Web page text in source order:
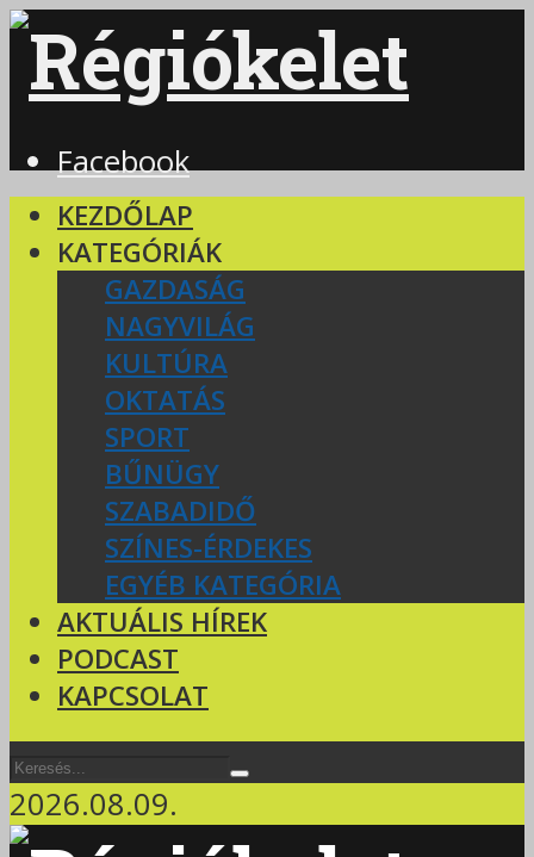
Facebook
KEZDŐLAP
KATEGÓRIÁK
GAZDASÁG
NAGYVILÁG
KULTÚRA
OKTATÁS
SPORT
BŰNÜGY
SZABADIDŐ
SZÍNES-ÉRDEKES
EGYÉB KATEGÓRIA
AKTUÁLIS HÍREK
PODCAST
KAPCSOLAT
2026.08.09.